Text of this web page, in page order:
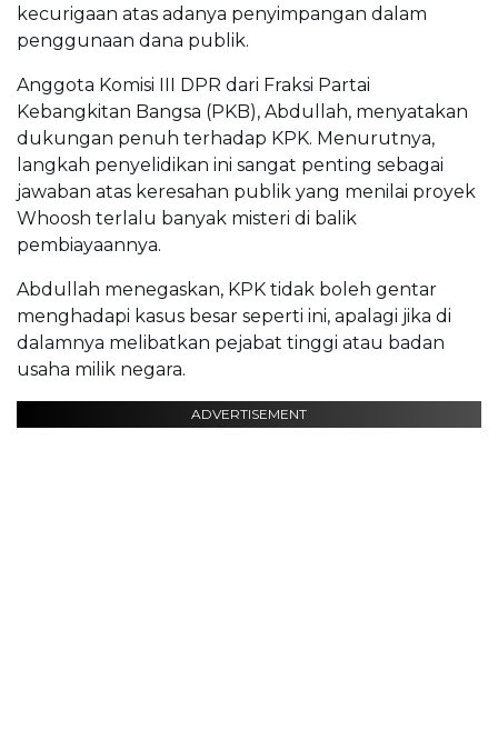
kecurigaan atas adanya penyimpangan dalam
penggunaan dana publik.
Anggota Komisi III DPR dari Fraksi Partai
Kebangkitan Bangsa (PKB), Abdullah, menyatakan
dukungan penuh terhadap KPK. Menurutnya,
langkah penyelidikan ini sangat penting sebagai
jawaban atas keresahan publik yang menilai proyek
Whoosh terlalu banyak misteri di balik
pembiayaannya.
Abdullah menegaskan, KPK tidak boleh gentar
menghadapi kasus besar seperti ini, apalagi jika di
dalamnya melibatkan pejabat tinggi atau badan
usaha milik negara.
ADVERTISEMENT